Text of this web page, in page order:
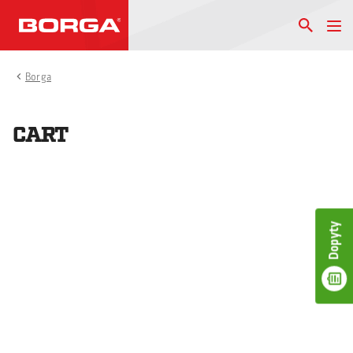
Dopyty
Borga
CART